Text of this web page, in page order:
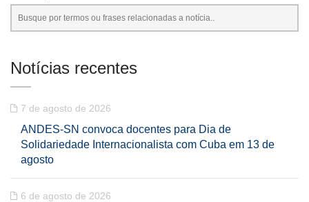
Notícias recentes
7 de agosto de 2026
ANDES-SN convoca docentes para Dia de
Solidariedade Internacionalista com Cuba em 13 de
agosto
6 de agosto de 2026